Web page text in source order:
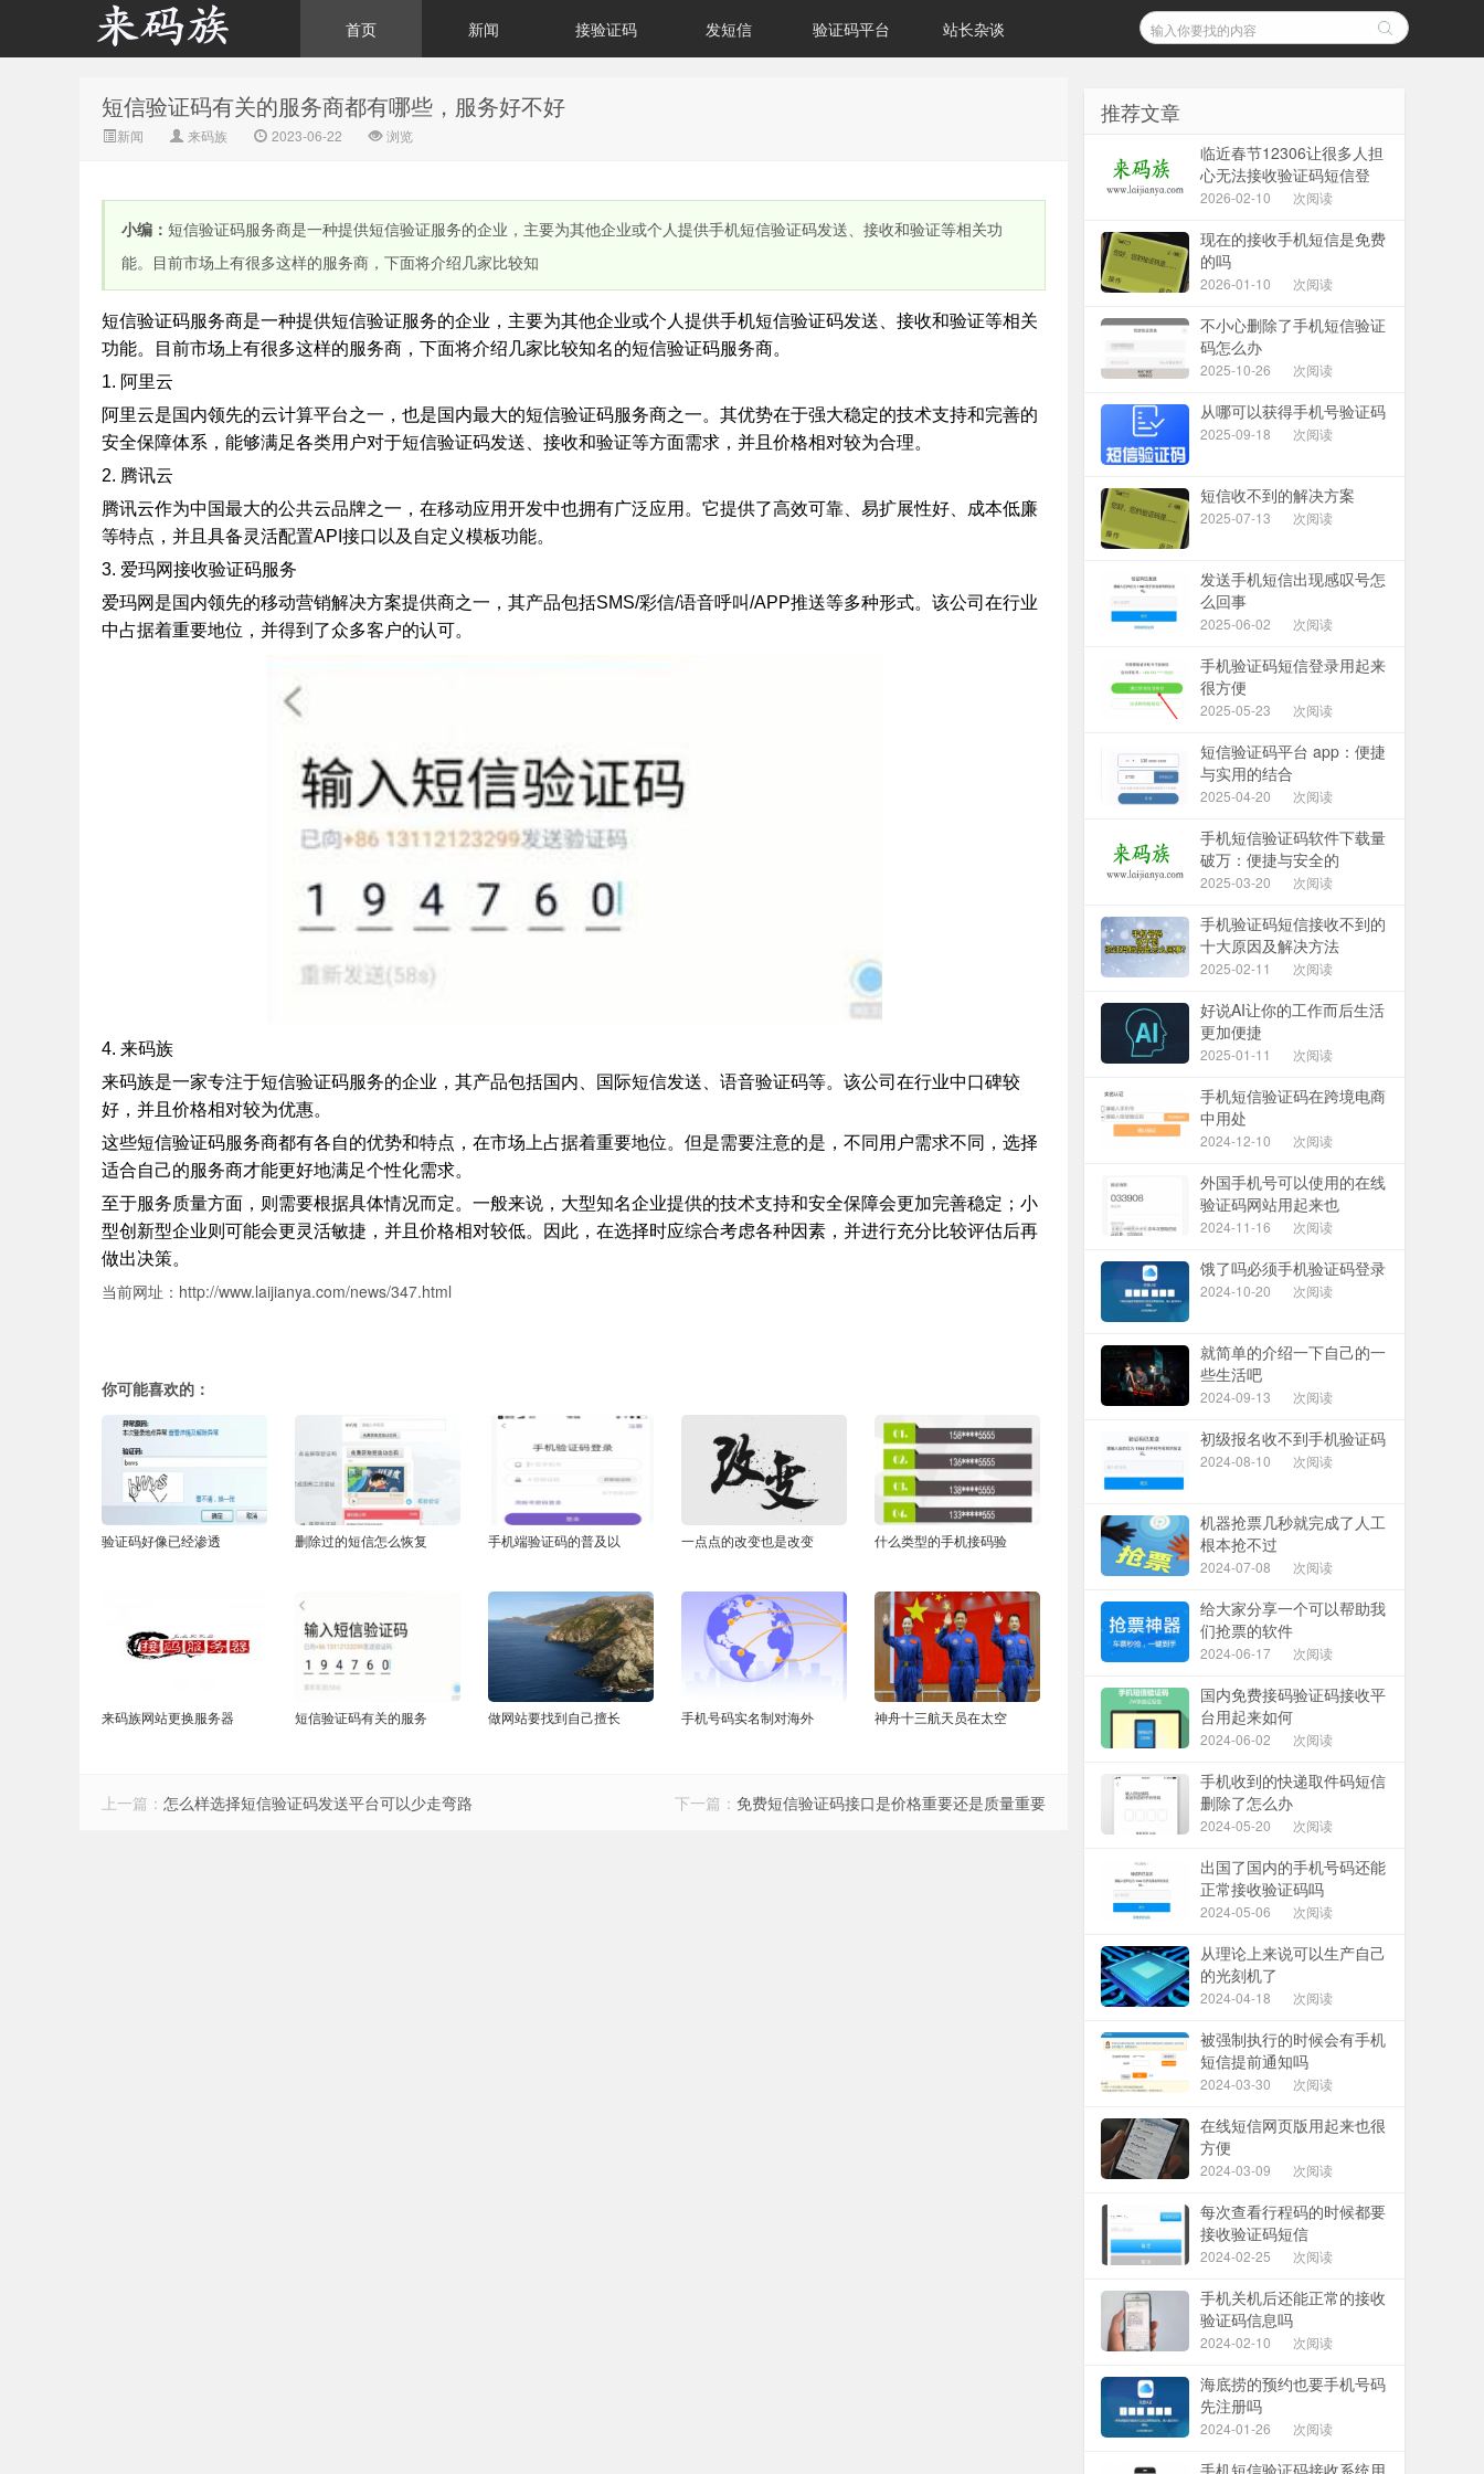
来码族 - 分享在线短信资
源接收资讯,手机短信验
证码网站
首页 新闻 接验证码 发短信 验证码平台 站长杂谈
短信验证码有关的服务商都有哪些，服务好不好
新闻 来码族 2023-06-22 浏览
小编： 短信验证码服务商是一种提供短信验证服务的企业，主要为其他企业或个人提供手机短信验证码发送、接收和验证等相关功
能。目前市场上有很多这样的服务商，下面将介绍几家比较知
短信验证码服务商是一种提供短信验证服务的企业，主要为其他企业或个人提供手机短信验证码发送、接收和验证等相关
功能。目前市场上有很多这样的服务商，下面将介绍几家比较知名的短信验证码服务商。
1. 阿里云
阿里云是国内领先的云计算平台之一，也是国内最大的短信验证码服务商之一。其优势在于强大稳定的技术支持和完善的
安全保障体系，能够满足各类用户对于短信验证码发送、接收和验证等方面需求，并且价格相对较为合理。
2. 腾讯云
腾讯云作为中国最大的公共云品牌之一，在移动应用开发中也拥有广泛应用。它提供了高效可靠、易扩展性好、成本低廉
等特点，并且具备灵活配置API接口以及自定义模板功能。
3. 爱玛网接收验证码服务
爱玛网是国内领先的移动营销解决方案提供商之一，其产品包括SMS/彩信/语音呼叫/APP推送等多种形式。该公司在行业
中占据着重要地位，并得到了众多客户的认可。
4. 来码族
来码族是一家专注于短信验证码服务的企业，其产品包括国内、国际短信发送、语音验证码等。该公司在行业中口碑较
好，并且价格相对较为优惠。
这些短信验证码服务商都有各自的优势和特点，在市场上占据着重要地位。但是需要注意的是，不同用户需求不同，选择
适合自己的服务商才能更好地满足个性化需求。
至于服务质量方面，则需要根据具体情况而定。一般来说，大型知名企业提供的技术支持和安全保障会更加完善稳定；小
型创新型企业则可能会更灵活敏捷，并且价格相对较低。因此，在选择时应综合考虑各种因素，并进行充分比较评估后再
做出决策。
当前网址：http://www.laijianya.com/news/347.html
你可能喜欢的：
验证码好像已经渗透 删除过的短信怎么恢复 手机端验证码的普及以 一点点的改变也是改变 什么类型的手机接码验
来码族网站更换服务器 短信验证码有关的服务 做网站要找到自己擅长 手机号码实名制对海外 神舟十三航天员在太空
上一篇： 怎么样选择短信验证码发送平台可以少走弯路 下一篇： 免费短信验证码接口是价格重要还是质量重要
推荐文章
临近春节12306让很多人担
心无法接收验证码短信登
2026-02-10 次阅读
现在的接收手机短信是免费
的吗
2026-01-10 次阅读
不小心删除了手机短信验证
码怎么办
2025-10-26 次阅读
从哪可以获得手机号验证码
2025-09-18 次阅读
短信收不到的解决方案
2025-07-13 次阅读
发送手机短信出现感叹号怎
么回事
2025-06-02 次阅读
手机验证码短信登录用起来
很方便
2025-05-23 次阅读
短信验证码平台 app：便捷
与实用的结合
2025-04-20 次阅读
手机短信验证码软件下载量
破万：便捷与安全的
2025-03-20 次阅读
手机验证码短信接收不到的
十大原因及解决方法
2025-02-11 次阅读
好说AI让你的工作而后生活
更加便捷
2025-01-11 次阅读
手机短信验证码在跨境电商
中用处
2024-12-10 次阅读
外国手机号可以使用的在线
验证码网站用起来也
2024-11-16 次阅读
饿了吗必须手机验证码登录
2024-10-20 次阅读
就简单的介绍一下自己的一
些生活吧
2024-09-13 次阅读
初级报名收不到手机验证码
2024-08-10 次阅读
机器抢票几秒就完成了人工
根本抢不过
2024-07-08 次阅读
给大家分享一个可以帮助我
们抢票的软件
2024-06-17 次阅读
国内免费接码验证码接收平
台用起来如何
2024-06-02 次阅读
手机收到的快递取件码短信
删除了怎么办
2024-05-20 次阅读
出国了国内的手机号码还能
正常接收验证码吗
2024-05-06 次阅读
从理论上来说可以生产自己
的光刻机了
2024-04-18 次阅读
被强制执行的时候会有手机
短信提前通知吗
2024-03-30 次阅读
在线短信网页版用起来也很
方便
2024-03-09 次阅读
每次查看行程码的时候都要
接收验证码短信
2024-02-25 次阅读
手机关机后还能正常的接收
验证码信息吗
2024-02-10 次阅读
海底捞的预约也要手机号码
先注册吗
2024-01-26 次阅读
手机短信验证码接收系统用